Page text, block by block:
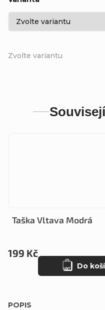
Zvolte variantu
Taška Vltava Modrá
199 Kč
Do
POPIS